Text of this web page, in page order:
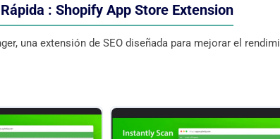
: Shopify App Store Extension
una extensión de SEO diseñada para mejorar el